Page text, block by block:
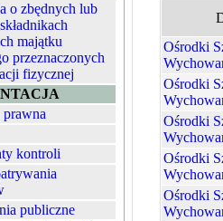
o zbędnych lub
majątku
przeznaczonych
fizycznej
prawna
kontroli
publiczne
Ośrodki
Ośrodki
Ośrodki
Ośrodki
Ośrodki